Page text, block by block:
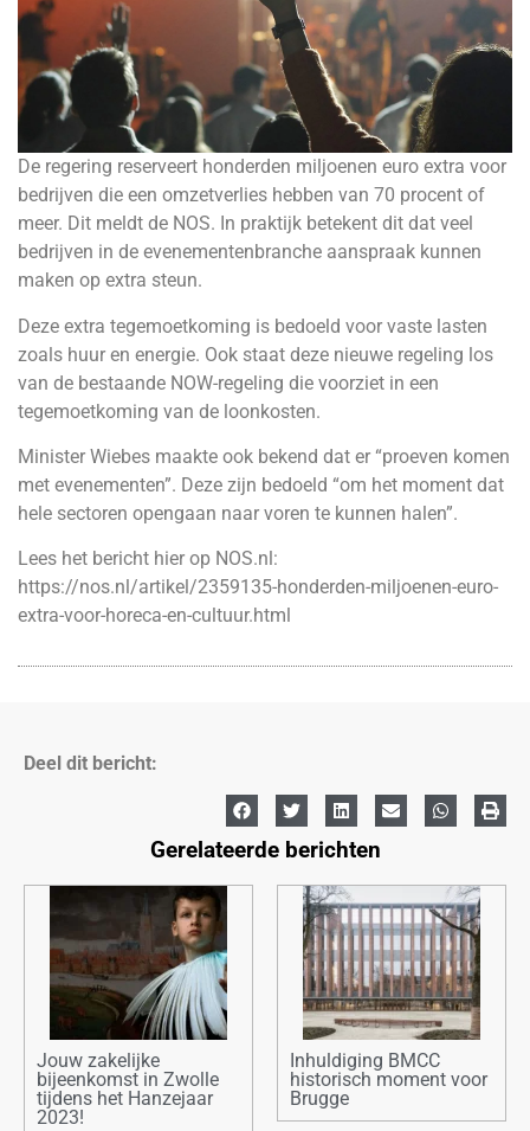
De regering reserveert honderden miljoenen euro extra voor
bedrijven die een omzetverlies hebben van 70 procent of
meer. Dit meldt de NOS. In praktijk betekent dit dat veel
bedrijven in de evenementenbranche aanspraak kunnen
maken op extra steun.
Deze extra tegemoetkoming is bedoeld voor vaste lasten
zoals huur en energie. Ook staat deze nieuwe regeling los
van de bestaande NOW-regeling die voorziet in een
tegemoetkoming van de loonkosten.
Minister Wiebes maakte ook bekend dat er “proeven komen
met evenementen”. Deze zijn bedoeld “om het moment dat
hele sectoren opengaan naar voren te kunnen halen”.
Lees het bericht hier op NOS.nl:
https://nos.nl/artikel/2359135-honderden-miljoenen-euro-
extra-voor-horeca-en-cultuur.html
Deel dit bericht:
Gerelateerde berichten
Jouw zakelijke
bijeenkomst in Zwolle
tijdens het Hanzejaar
2023!
Inhuldiging BMCC
historisch moment voor
Brugge